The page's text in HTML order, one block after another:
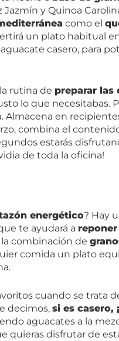
Jazmín y Quinoa
como el
un plato habitual
casero, para
rutina de preparar las
lo que necesitabas.
Almacena en
combina el
estarás
de toda la oficina!
energético? Hay
te ayudará a
la combinación de
comida un plato
cuando se trata
decimos, si es casero,
aguacates a la
quieras disfrutar de